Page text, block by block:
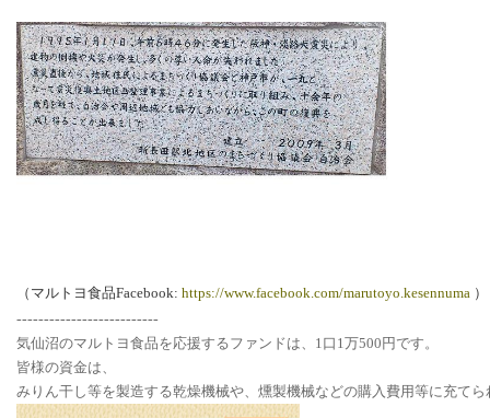
（マルトヨ食品Facebook: https://www.facebook.com/marutoyo.kesennuma ）
--------------------------
気仙沼のマルトヨ食品を応援するファンドは、1口1万500円です。
皆様の資金は、
みりん干し等を製造する乾燥機械や、燻製機械などの購入費用等に充てら